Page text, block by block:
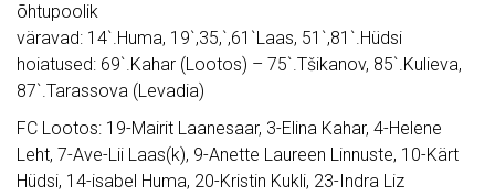
õhtupoolik
väravad: 14`.Huma, 19`,35,`,61`Laas, 51`,81`.Hüdsi
hoiatused: 69`.Kahar (Lootos) – 75`.Tšikanov, 85`.Kulieva,
87`.Tarassova (Levadia)
FC Lootos: 19-Mairit Laanesaar, 3-Elina Kahar, 4-Helene
Leht, 7-Ave-Lii Laas(k), 9-Anette Laureen Linnuste, 10-Kärt
Hüdsi, 14-isabel Huma, 20-Kristin Kukli, 23-Indra Liz